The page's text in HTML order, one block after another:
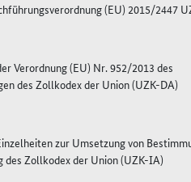
(EU) 2015/2447
Verordnung (EU) Nr. 952/2013 des
des Zollkodex der Union (UZK-DA)
zur Umsetzung von
des Zollkodex der Union (UZK-IA)